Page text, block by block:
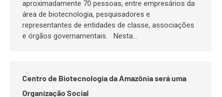
aproximadamente 70 pessoas, entre empresários da
área de biotecnologia, pesquisadores e
representantes de entidades de classe, associações
e órgãos governamentais. Nesta…
Centro de Biotecnologia da Amazônia será uma
Organização Social